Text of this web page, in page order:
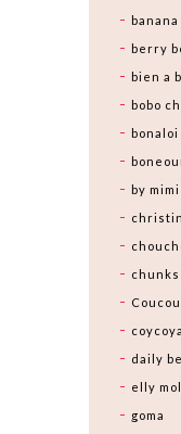
banana
berry
bien a
bobo
bonaloi
by mimi
chunks
coycoya
daily
elly
goma